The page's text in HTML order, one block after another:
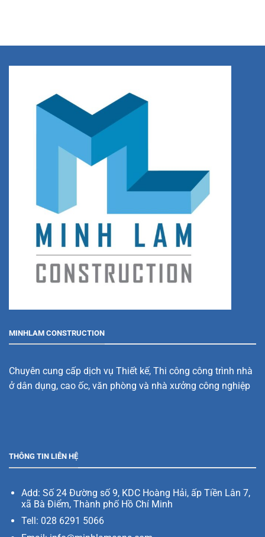
MINHLAM CONSTRUCTION
Chuyên cung cấp dịch vụ Thiết kế, Thi công công trình nhà
ở dân dụng, cao ốc, văn phòng và nhà xưởng công nghiệp
THÔNG TIN LIÊN HỆ
Add: Số 24 Đường số 9, KDC Hoàng Hải, ấp Tiền Lân 7,
xã Bà Điểm, Thành phố Hồ Chí Minh
Tell: 028 6291 5066